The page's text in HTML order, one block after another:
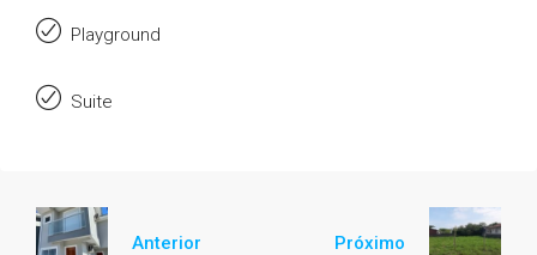
Playground
Suite
Anterior Próximo